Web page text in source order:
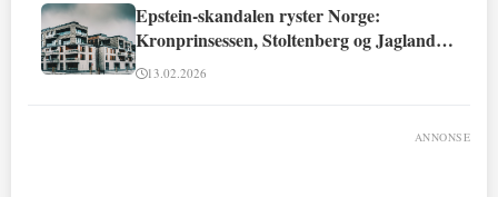
Epstein-skandalen ryster Norge:
Kronprinsessen, Stoltenberg og Jagland
involvert
13.02.2026
ANNONSE